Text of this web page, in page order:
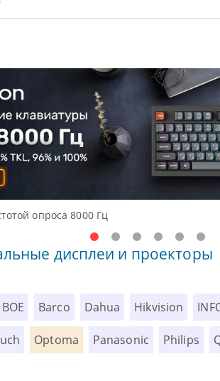
Доступные решения начального уровня,
дисплеи и проекторы
BOE Barco Dahua Hikvision
Optoma Panasonic Philips